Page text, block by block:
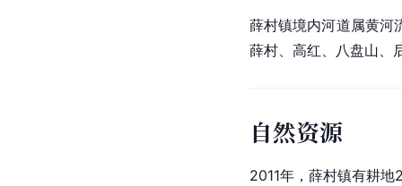
薛村镇境内河道属黄河
薛村、高红、八盘山、
自然资源
2011年，薛村镇有耕